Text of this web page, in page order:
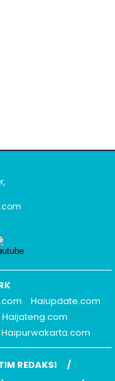
Haiupdate.com
Haijateng.com
Haipurwakarta.com
REDAKSI